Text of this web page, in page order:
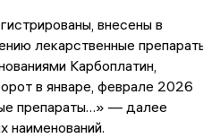
внесены в
лекарственные
Карбоплатин,
в январе, феврале 2026
препараты…» — далее
наименований.